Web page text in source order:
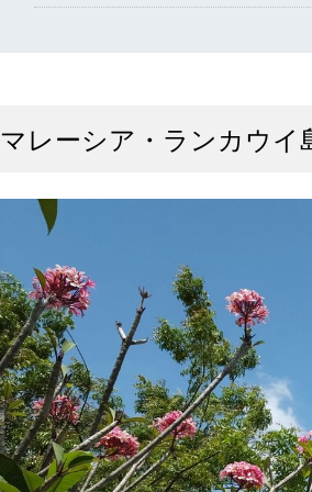
マレーシア・ランカウイ